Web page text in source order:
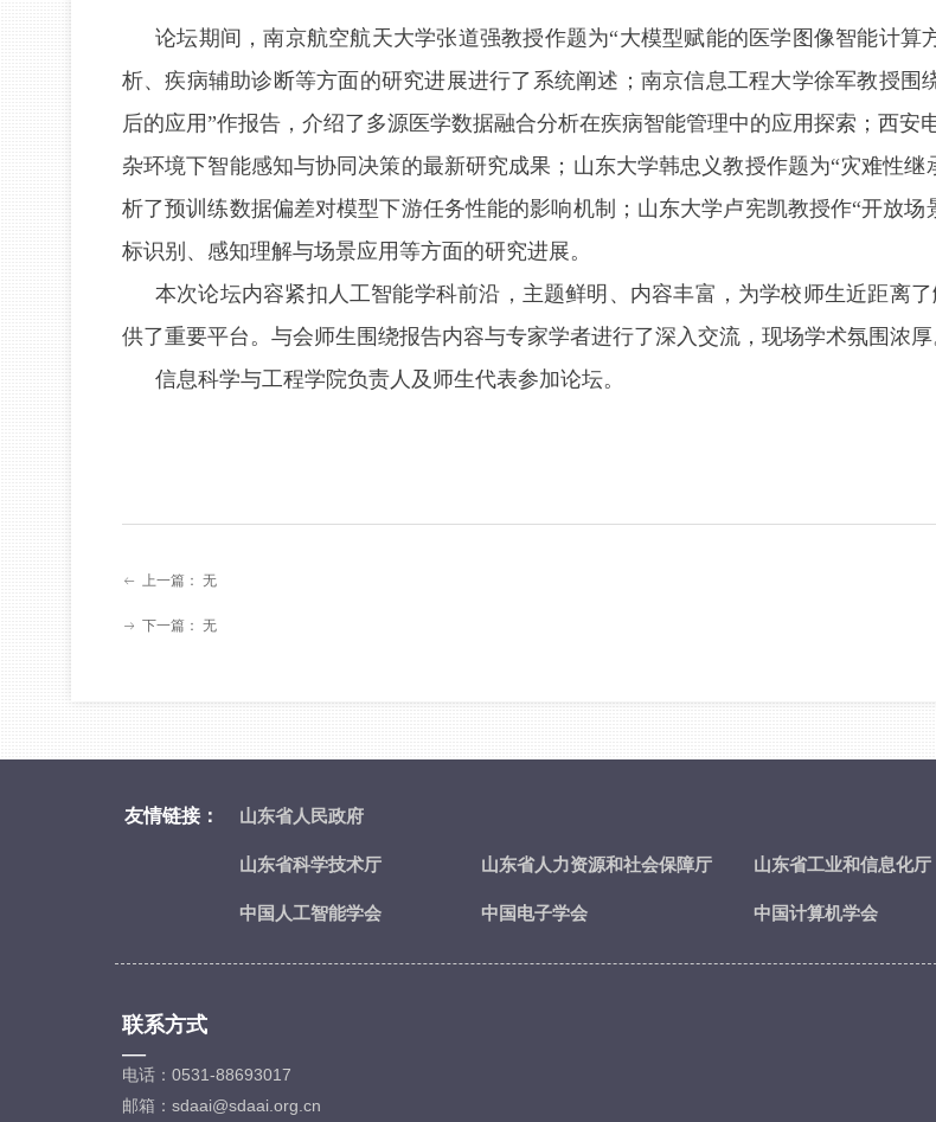
论坛期间，南京航空航天大学张道强教授作题为“大模型赋能的医学图像智能计
析、疾病辅助诊断等方面的研究进展进行了系统阐述；南京信息工程大学徐军教授
后的应用”作报告，介绍了多源医学数据融合分析在疾病智能管理中的应用探索；西
杂环境下智能感知与协同决策的最新研究成果；山东大学韩忠义教授作题为“灾难性
析了预训练数据偏差对模型下游任务性能的影响机制；山东大学卢宪凯教授作“开放
标识别、感知理解与场景应用等方面的研究进展。
本次论坛内容紧扣人工智能学科前沿，主题鲜明、内容丰富，为学校师生近距离
供了重要平台。与会师生围绕报告内容与专家学者进行了深入交流，现场学术氛围浓厚
信息科学与工程学院负责人及师生代表参加论坛。
ꂃ 上一篇： 无
ꁹ 下一篇： 无
联系方式
—
电话：0531-88693017
邮箱：sdaai@sdaai.org.cn
友情链接： 山东省人民政府
山东省科学技术厅 山东省人力资源和社会保障厅 山东省工业和信息化厅
中国人工智能学会 中国电子学会 中国计算机学会